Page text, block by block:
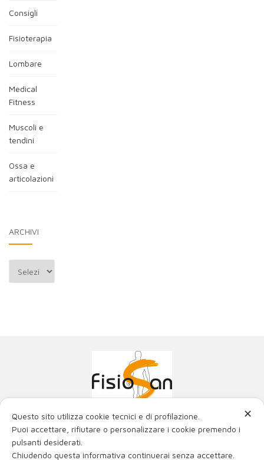
Consigli
Fisioterapia
Lombare
Medical
Fitness
Muscoli e
tendini
Ossa e
articolazioni
ARCHIVI
Archivi
Poliambulatorio Fisiosan Srl
La miglior fisioterapia con i migliori ortopedici e fisiatri
di Trieste e Friuli Venezia Giulia.
✕
Questo sito utilizza cookie tecnici e di profilazione.
Puoi accettare, rifiutare o personalizzare i cookie premendo i
pulsanti desiderati.
Chiudendo questa informativa continuerai senza accettare.